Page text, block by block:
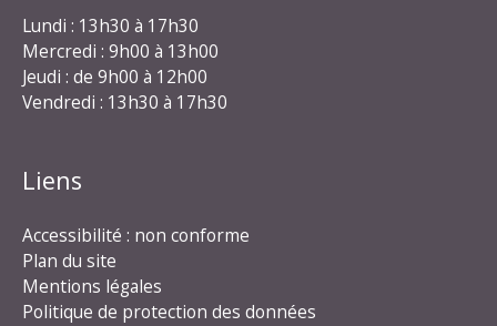
Lundi : 13h30 à 17h30
Mercredi : 9h00 à 13h00
Jeudi : de 9h00 à 12h00
Vendredi : 13h30 à 17h30
Liens
Accessibilité : non conforme
Plan du site
Mentions légales
Politique de protection des données